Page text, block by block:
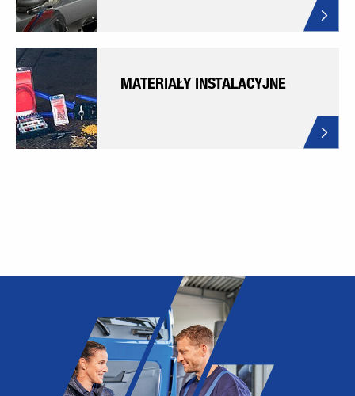
MATERIAŁY INSTALACYJNE